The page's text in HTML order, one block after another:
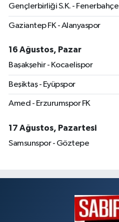
Gençlerbirliği S.K. - Fenerbahçe
Gaziantep FK - Alanyaspor
16 Ağustos, Pazar
Başakşehir - Kocaelispor
Beşiktaş - Eyüpspor
Amed - Erzurumspor FK
17 Ağustos, Pazartesi
Samsunspor - Göztepe